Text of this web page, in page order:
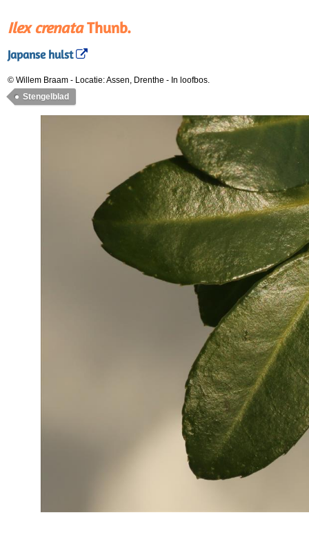
Ilex crenataThunb.
Japanse hulst
© Willem Braam - Locatie: Assen, Drenthe - In loofbos.
Stengelblad